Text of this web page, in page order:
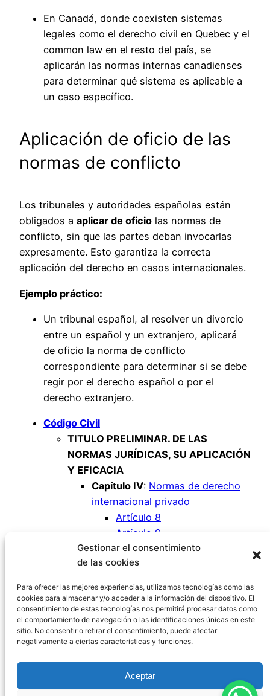
Gestionar el consentimiento
de las cookies
Para ofrecer las mejores experiencias, utilizamos tecnologías como las
cookies para almacenar y/o acceder a la información del dispositivo. El
consentimiento de estas tecnologías nos permitirá procesar datos como
el comportamiento de navegación o las identificaciones únicas en este
sitio. No consentir o retirar el consentimiento, puede afectar
negativamente a ciertas características y funciones.
Aceptar
En Canadá, donde coexisten sistemas
legales como el derecho civil en Quebec y el
common law en el resto del país, se
aplicarán las normas internas canadienses
para determinar qué sistema es aplicable a
un caso específico.
Aplicación de oficio de las
normas de conflicto
Los tribunales y autoridades españolas están
obligados a aplicar de oficio las normas de
conflicto, sin que las partes deban invocarlas
expresamente. Esto garantiza la correcta
aplicación del derecho en casos internacionales.
Ejemplo práctico:
Un tribunal español, al resolver un divorcio
entre un español y un extranjero, aplicará
de oficio la norma de conflicto
correspondiente para determinar si se debe
regir por el derecho español o por el
derecho extranjero.
Código Civil
TITULO PRELIMINAR. DE LAS
NORMAS JURÍDICAS, SU APLICACIÓN
Y EFICACIA
Capítulo IV: Normas de derecho
internacional privado
Artículo 8
Artículo 9
Artículo 10
Artículo 11